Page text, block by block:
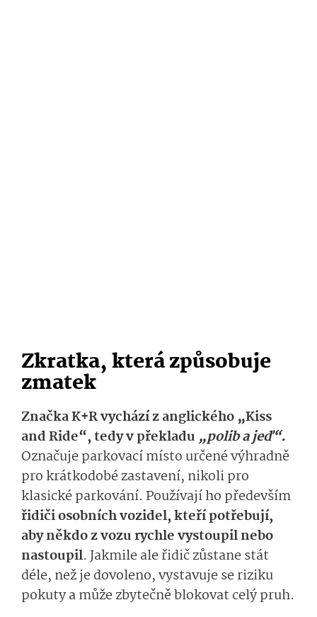
Zkratka, která způsobuje
zmatek
Značka K+R vychází z anglického „Kiss
and Ride“, tedy v překladu„polib a jeď“.
Označuje parkovací místo určené výhradně
pro krátkodobé zastavení, nikoli pro
klasické parkování. Používají ho především
řidiči osobních vozidel, kteří potřebují,
aby někdo z vozu rychle vystoupil nebo
nastoupil. Jakmile ale řidič zůstane stát
déle, než je dovoleno, vystavuje se riziku
pokuty a může zbytečně blokovat celý pruh.